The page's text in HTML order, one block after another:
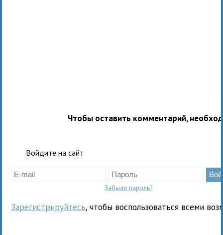
Чтобы оставить комментарий,
Войдите на сайт
Забыли пароль?
Зарегистрируйтесь, чтобы воспользоваться всеми